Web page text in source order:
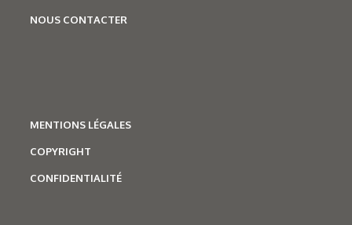
est...
NOUS CONTACTER
MENTIONS LÉGALES
COPYRIGHT
CONFIDENTIALITÉ